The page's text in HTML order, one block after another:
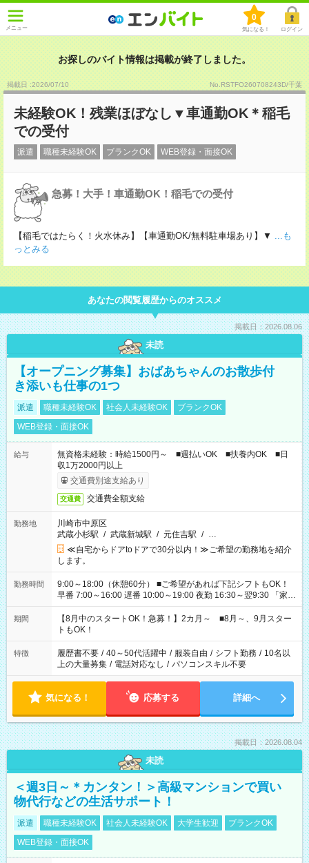
メニュー
0
気になる！ ログイン
お探しのバイト情報は掲載が終了しました。
掲載日 :2026/07/10 No.RSTFO260708243D/千葉
未経験OK！残業ほぼなし▼車通勤OK＊稲毛
での受付
派遣 職種未経験OK ブランクOK WEB登録・面接OK
急募！大手！車通勤OK！稲毛での受付
【稲毛ではたらく！火水休み】【車通勤OK/無料駐車場あり】▼ ...も
っとみる
あなたの閲覧履歴からのオススメ
掲載日：2026.08.06
未読
【オープニング募集】おばあちゃんのお散歩付
き添いも仕事の1つ
派遣 職種未経験OK 社会人未経験OK
ブランクOK
WEB登録・面接OK
給与
無資格未経験：時給1500円～ ■週払いOK ■扶養内OK ■日
収1万2000円以上
交通費別途支給あり
交通費 交通費全額支給
勤務地
川崎市中原区
武蔵小杉駅 / 武蔵新城駅 / 元住吉駅 / …
≪自宅からドアtoドアで30分以内！≫ご希望の勤務地を紹介
します。
勤務時間
9:00～18:00（休憩60分） ■ご希望があれば下記シフトもOK！
早番 7:00～16:00 遅番 10:00～19:00 夜勤 16:30～翌9:30 「家族
と休みを合わせたい」 「余裕を持って夕飯の準備がしたい」
「できれば残業はしたくない」 など、ご希望を教えてください
ね。 ※Wワーク希望の方へ 今ご覧のお仕事で希望する勤務時間
と、もう1つのお仕事の勤務時間。 合計で週40時間を超える場
合は応募できません。
期間
【8月中のスタートOK！急募！】2カ月～ ■8月～、9月スター
トもOK！
特徴 履歴書不要 / 40～50代活躍中 / 服装自由 / シフト勤務 / 10名以
上の大量募集 / 電話対応なし / パソコンスキル不要
気になる！ 応募する 詳細へ
掲載日：2026.08.04
未読
＜週3日～＊カンタン！＞高級マンションで買い
物代行などの生活サポート！
派遣 職種未経験OK 社会人未経験OK 大学生歓迎
ブランクOK
WEB登録・面接OK